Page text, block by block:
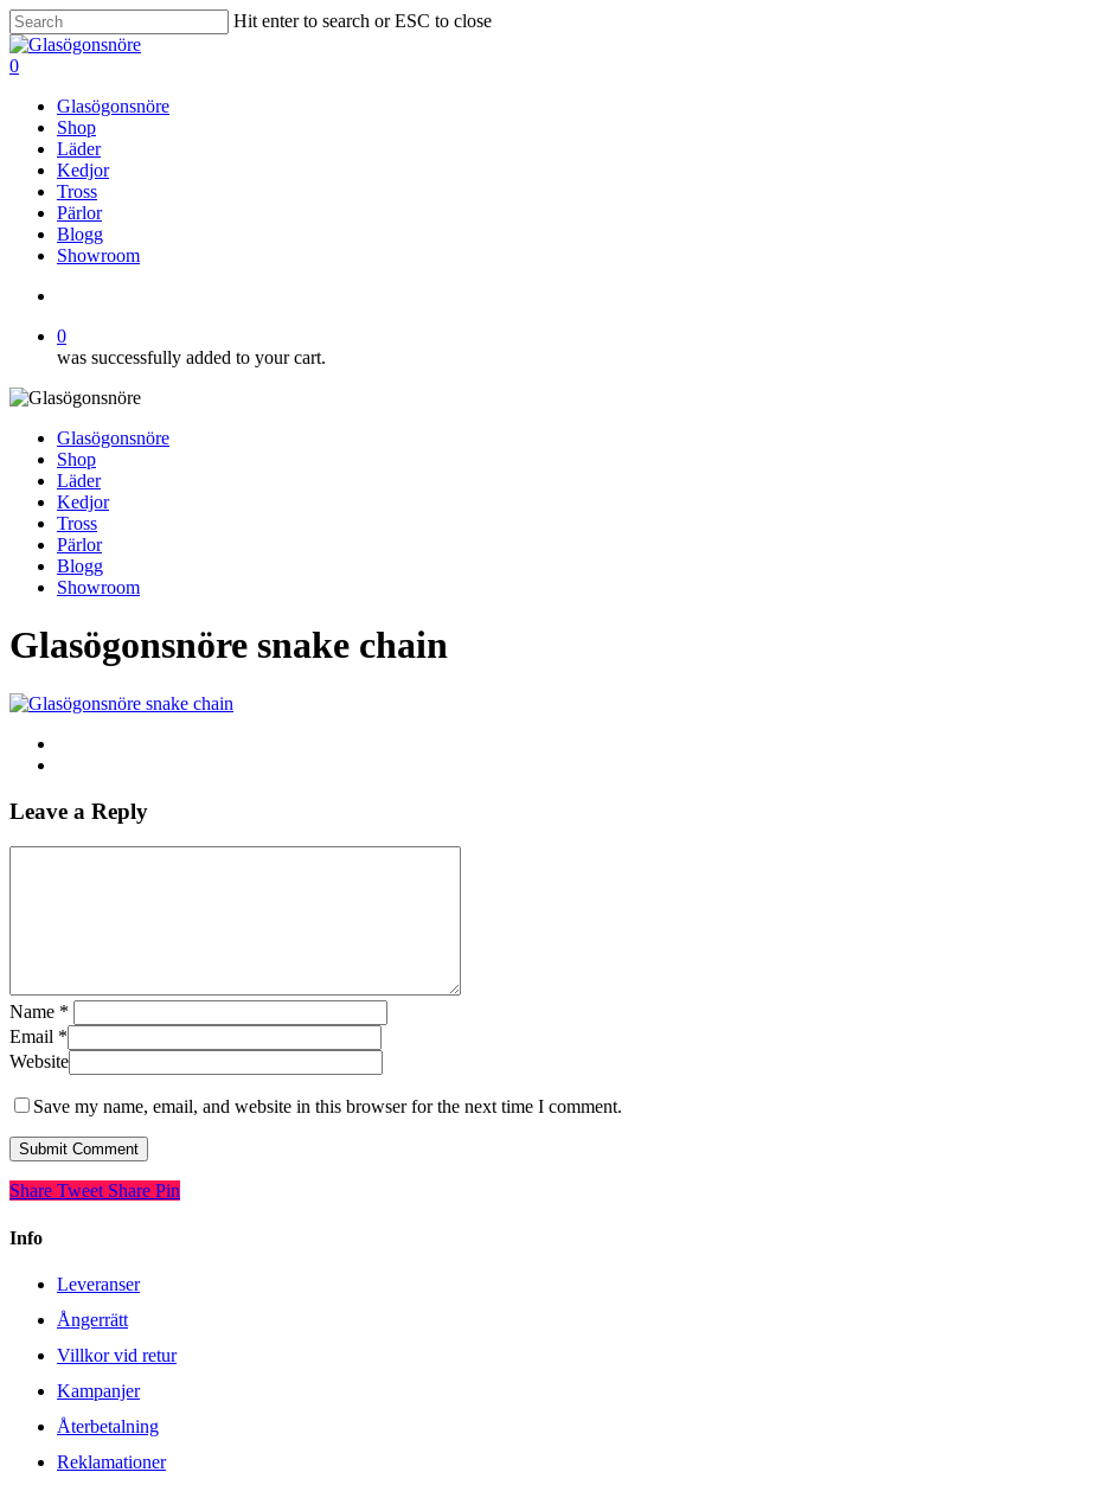
Skip
to
main
Hit enter to search or ESC to close
Close
Search
search
0
Glasögonsnöre
Shop
Läder
Kedjor
Tross
Pärlor
Blogg
Showroom
0
was successfully added to your cart.
Glasögonsnöre
Shop
Läder
Kedjor
Tross
Pärlor
Blogg
Showroom
Glasögonsnöre snake chain
Leave a Reply
Name *
Email *
Website
Save my name, email, and website in this browser for the next time I comment.
Share Tweet Share Pin
Info
Leveranser
Ångerrätt
Villkor vid retur
Kampanjer
Återbetalning
Reklamationer